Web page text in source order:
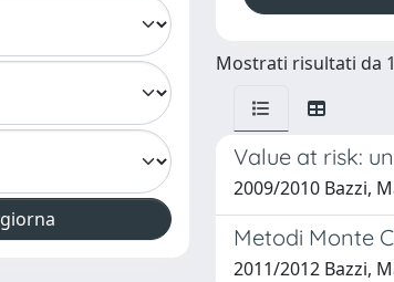
Mostrati risultati da
Value at risk:
2009/2010 Bazzi,
Metodi Monte
2011/2012 Bazzi,